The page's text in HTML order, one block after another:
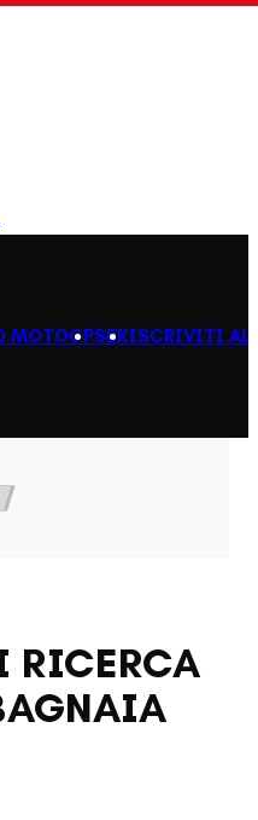
MOTOGPSBKISCRIVITI AL
RICERCA